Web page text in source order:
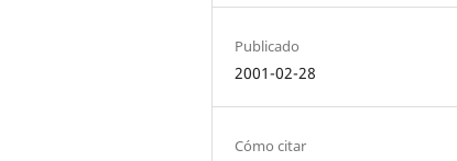
Publicado
2001-02-28
Cómo citar